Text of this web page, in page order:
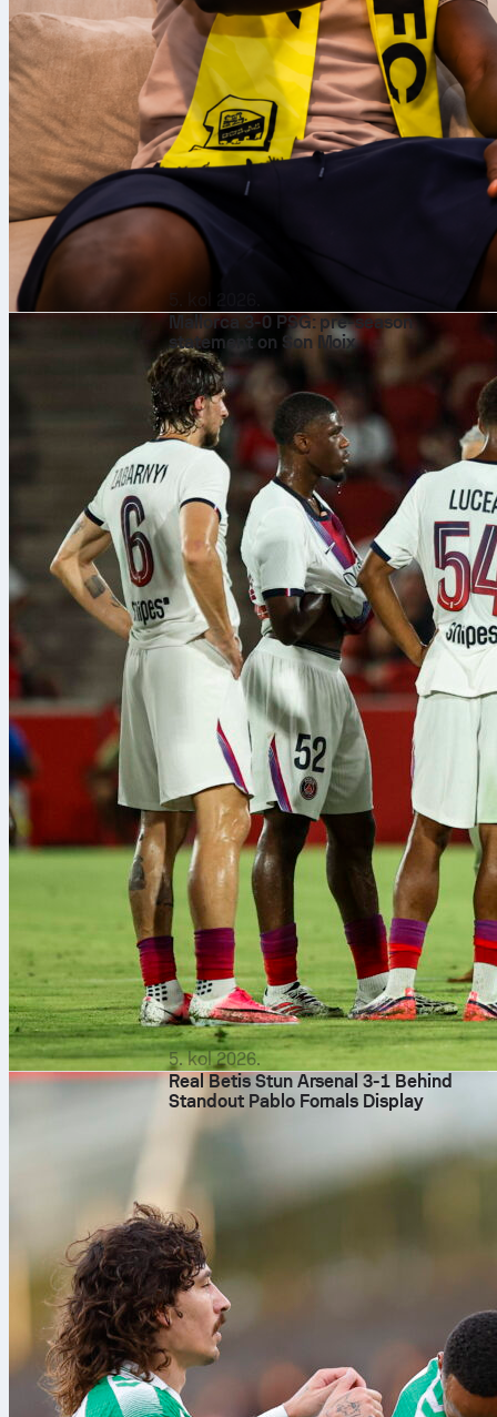
Mallorca 3-0 PSG: pre-season
statement on Son Moix
5. kol 2026.
Real Betis Stun Arsenal 3-1 Behind
Standout Pablo Fornals Display